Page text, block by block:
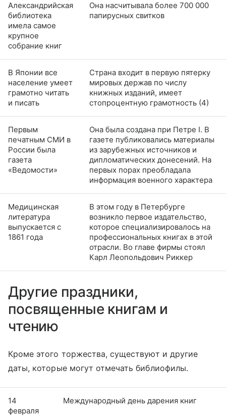
Александрийская
библиотека
имела самое
крупное
собрание книг
Она насчитывала более 700 000
папирусных свитков
В Японии все
население умеет
грамотно читать
и писать
Страна входит в первую пятерку
мировых держав по числу
книжных изданий, имеет
стопроцентную грамотность (4)
Первым
печатным СМИ в
России была
газета
«Ведомости»
Она была создана при Петре I. В
газете публиковались материалы
из зарубежных источников и
дипломатических донесений. На
первых порах преобладала
информация военного характера
Медицинская
литература
выпускается с
1861 года
В этом году в Петербурге
возникло первое издательство,
которое специализировалось на
профессиональных книгах в этой
отрасли. Во главе фирмы стоял
Карл Леопольдович Риккер
Другие праздники,
посвященные книгам и
чтению
Кроме этого торжества, существуют и другие
даты, которые могут отмечать библиофилы.
14
февраля
Международный день дарения книг